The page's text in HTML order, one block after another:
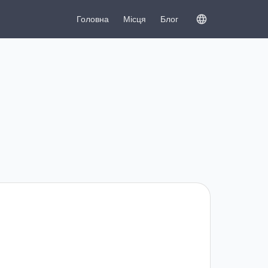
Головна Місця Блог